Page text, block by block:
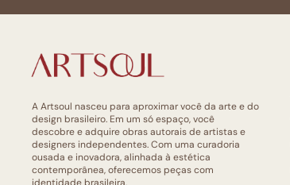
A Artsoul nasceu para aproximar você da arte e do
design brasileiro. Em um só espaço, você
descobre e adquire obras autorais de artistas e
designers independentes. Com uma curadoria
ousada e inovadora, alinhada à estética
contemporânea, oferecemos peças com